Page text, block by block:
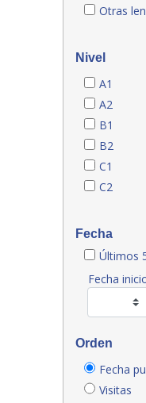
Otras
Nivel
A1
A2
B1
B2
C1
C2
Fecha
Últimos
Fecha
Orden
Fecha
Visitas